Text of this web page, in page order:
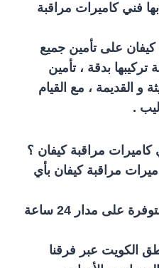
فني كاميرات مراقبة
على تأمين جميع
بدقة ، تأمين
و القديمة ، مع القيام
.
كاميرات مراقبة كيفان ؟
مراقبة كيفان بأي
به وهذا يعود الى خدمتنا المتوفرة على مدار 24 ساعة
الكويت عبر فرقنا